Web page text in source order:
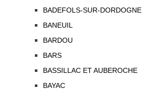
BADEFOLS-SUR-DORDOGNE
BANEUIL
BARDOU
BARS
BASSILLAC ET AUBEROCHE
BAYAC